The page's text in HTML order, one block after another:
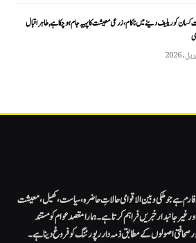
کو ریلیف دینے میں ناکام، زرعی معیشت کا پہیہ جام ہو چکا ہے, طاہر اقبال
ہے جو ملکی و بین الاقوامی حالاتِ حاضرہ، سیاست، کھیل، معیشت
جانبدار خبریں فراہم کرتا ہے۔ ہمارا مقصد عوام کو مستند
صحافتی اصولوں کے مطابق ذمہ دار رپورٹنگ کو فروغ دینا ہے۔